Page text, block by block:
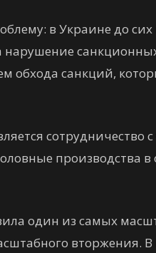
в Украине до сих
нарушение
обхода санкций,
сотрудничество
производства в
один из самых
вторжения.